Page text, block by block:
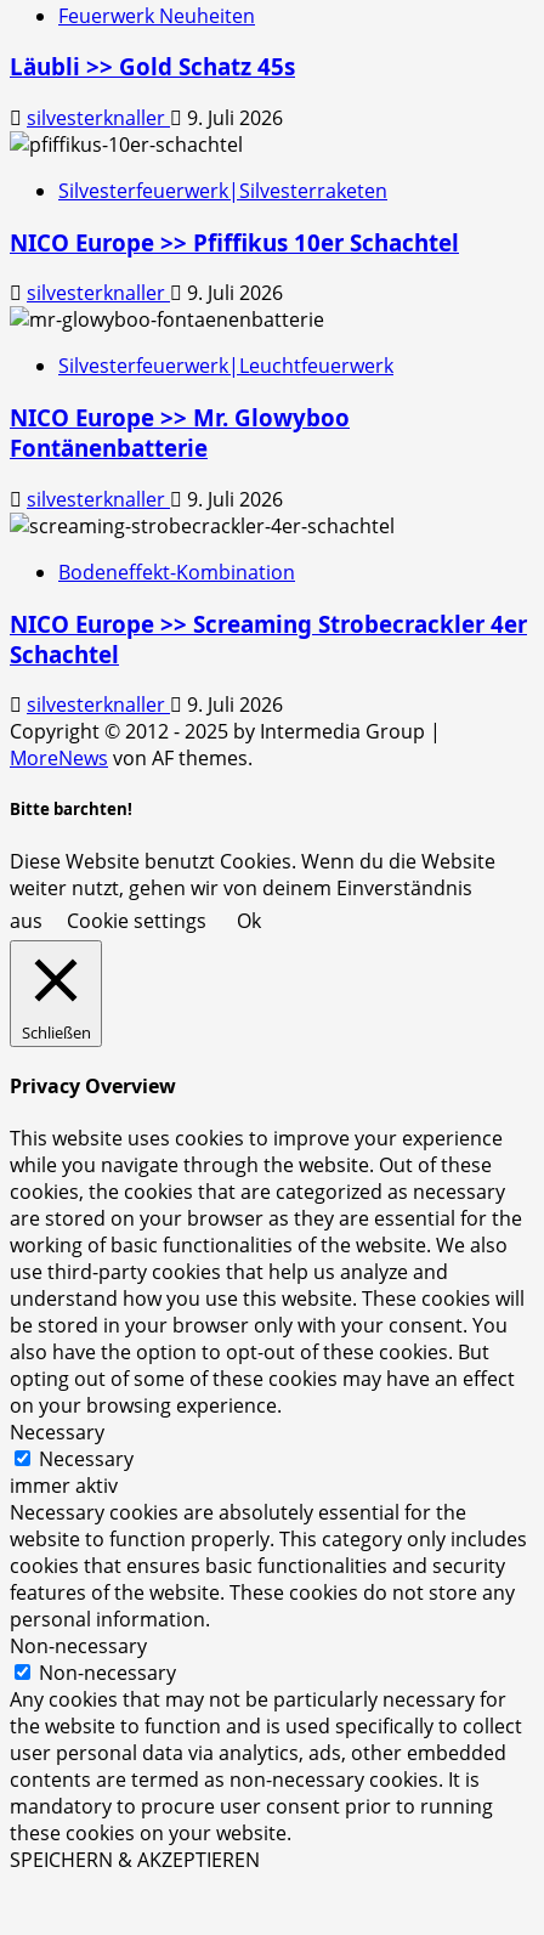
Feuerwerk Neuheiten
Läubli >> Gold Schatz 45s
silvesterknaller 9. Juli 2026
Silvesterfeuerwerk|Silvesterraketen
NICO Europe >> Pfiffikus 10er Schachtel
silvesterknaller 9. Juli 2026
Silvesterfeuerwerk|Leuchtfeuerwerk
NICO Europe >> Mr. Glowyboo
Fontänenbatterie
silvesterknaller 9. Juli 2026
Bodeneffekt-Kombination
NICO Europe >> Screaming Strobecrackler 4er
Schachtel
silvesterknaller
9. Juli 2026
Copyright © 2012 - 2025 by Intermedia Group |
MoreNews von AF themes.
Bitte barchten!
Diese Website benutzt Cookies. Wenn du die Website
weiter nutzt, gehen wir von deinem Einverständnis
aus
Cookie settings Ok
Schließen
Privacy Overview
This website uses cookies to improve your experience
while you navigate through the website. Out of these
cookies, the cookies that are categorized as necessary
are stored on your browser as they are essential for the
working of basic functionalities of the website. We also
use third-party cookies that help us analyze and
understand how you use this website. These cookies will
be stored in your browser only with your consent. You
also have the option to opt-out of these cookies. But
opting out of some of these cookies may have an effect
on your browsing experience.
Necessary
Necessary
immer aktiv
Necessary cookies are absolutely essential for the
website to function properly. This category only includes
cookies that ensures basic functionalities and security
features of the website. These cookies do not store any
personal information.
Non-necessary
Non-necessary
Any cookies that may not be particularly necessary for
the website to function and is used specifically to collect
user personal data via analytics, ads, other embedded
contents are termed as non-necessary cookies. It is
mandatory to procure user consent prior to running
these cookies on your website.
SPEICHERN & AKZEPTIEREN